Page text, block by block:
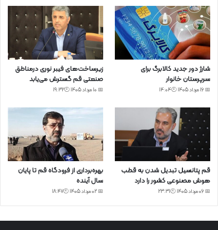
شارژ دور جدید کالابرگ برای
سرپرستان خانوار
📅 16 مرداد 1405 🕙14:04
زیرساخت‌های فیبر نوری درمناطق
صنعتی قم گسترش می‌یابد
📅 10 مرداد 1405 🕙19:32
قم پتانسیل تبدیل شدن به قطب
هوش مصنوعی کشور را دارد
📅 06 مرداد 1405 🕙23:31
بهره‌برداری از فرودگاه قم تا پایان
سال آینده
📅 02 مرداد 1405 🕙18:47